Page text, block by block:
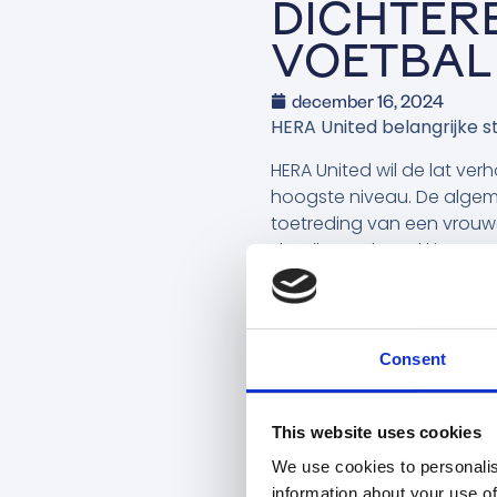
Consent
This website uses cookies
We use cookies to
VOETBAL
december 16, 2024
HERA United
HERA United wil de lat
hoogste niveau. De
toetreding van een
details met betrekking
Een historische mijlpaal
Wanneer HERA United
Door de samenwerking
gelegd. Vanaf seizoen
Word fan van HERA